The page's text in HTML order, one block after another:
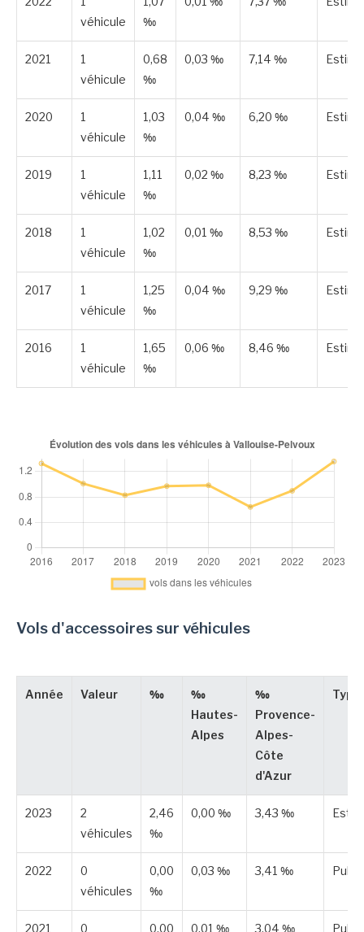
véhicule
‰
2021
1
véhicule
0,68
‰
0,03 ‰ 7,14 ‰
2020
1
véhicule
1,03
‰
0,04 ‰ 6,20 ‰
2019
1
véhicule
1,11
‰
0,02 ‰ 8,23 ‰
2018
1
véhicule
1,02
‰
0,01 ‰ 8,53 ‰
2017
1
véhicule
1,25
‰
0,04 ‰ 9,29 ‰
2016
1
véhicule
1,65
‰
0,06 ‰ 8,46 ‰
Vols d'accessoires sur véhicules
Année Valeur ‰
‰
Hautes-
Alpes
‰
Provence-
Alpes-
Côte
d'Azur
Type
2023
2
véhicules
2,46
‰
0,00 ‰ 3,43 ‰
2022
0
véhicules
0,00
‰
0,03 ‰ 3,41 ‰
2021
0
0,00
0,01 ‰ 3,04 ‰